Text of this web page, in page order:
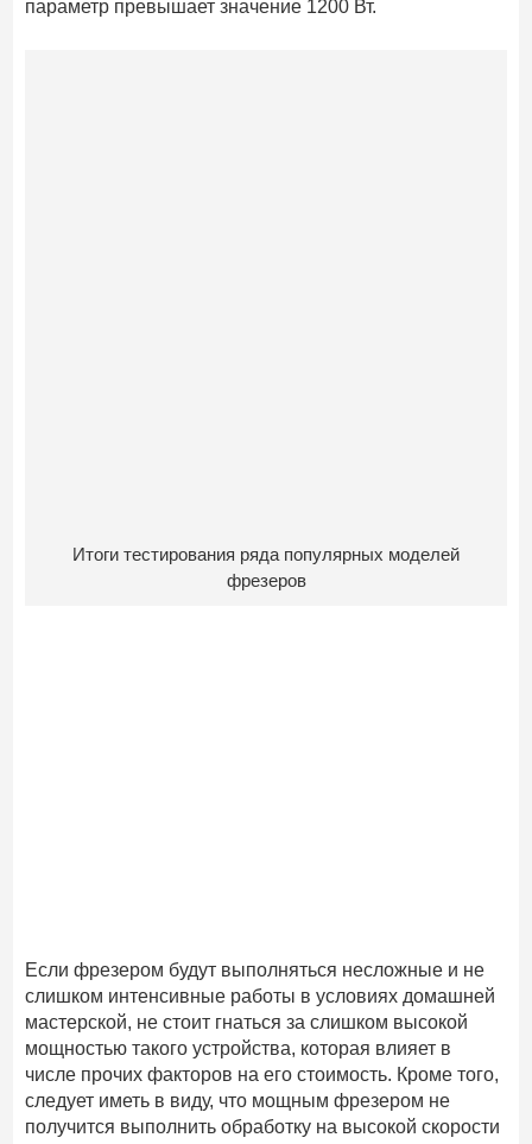
параметр превышает значение 1200 Вт.
Итоги тестирования ряда популярных моделей
фрезеров
Если фрезером будут выполняться несложные и не
слишком интенсивные работы в условиях домашней
мастерской, не стоит гнаться за слишком высокой
мощностью такого устройства, которая влияет в
числе прочих факторов на его стоимость. Кроме того,
следует иметь в виду, что мощным фрезером не
получится выполнить обработку на высокой скорости